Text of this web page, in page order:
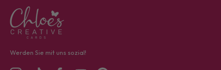
Werden Sie mit uns sozial!